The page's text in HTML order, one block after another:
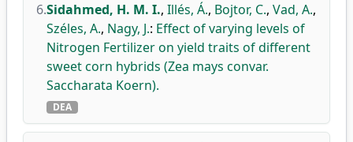
6.Sidahmed, H. M. I., Illés, Á., Bojtor, C., Vad, A.,
Széles, A., Nagy, J.: Effect of varying levels of
Nitrogen Fertilizer on yield traits of different
sweet corn hybrids (Zea mays convar.
Saccharata Koern).
DEA